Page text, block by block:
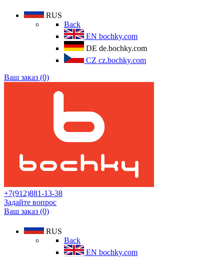
RUS
Back
EN bochky.com
DE de.bochky.com
CZ cz.bochky.com
Ваш заказ (0)
+7(912)881-13-38
Задайте вопрос
Ваш заказ (0)
RUS
Back
EN bochky.com